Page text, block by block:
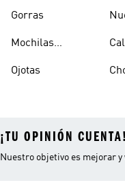
Gorras
Mochilas
Ojotas
¡TU OPINIÓN CUENTA!
Nuestro objetivo es mejorar